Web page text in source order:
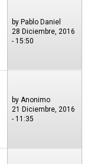
by Pablo Daniel
28 Diciembre, 2016
- 15:50
by Anonimo
21 Diciembre, 2016
- 11:35